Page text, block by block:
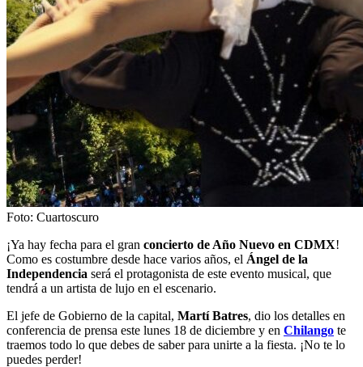
Foto: Cuartoscuro
¡Ya hay fecha para el gran concierto de Año Nuevo en CDMX!
Como es costumbre desde hace varios años, el Ángel de la
Independencia será el protagonista de este evento musical, que
tendrá a un artista de lujo en el escenario.
El jefe de Gobierno de la capital, Martí Batres, dio los detalles en
conferencia de prensa este lunes 18 de diciembre y en Chilango te
traemos todo lo que debes de saber para unirte a la fiesta. ¡No te lo
puedes perder!